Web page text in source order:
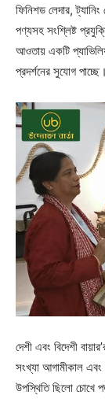
ফিনিশড লেদার,
পণ্যসহ সংশ্লিষ্ট
আওতায় একটি
প্রদর্শনের সুযোগ পাচ্ছে।
দেশী এবং বিদেশী
সংখ্যা আগামীকাল এবং
উপস্থিতি ছিলো চোখে